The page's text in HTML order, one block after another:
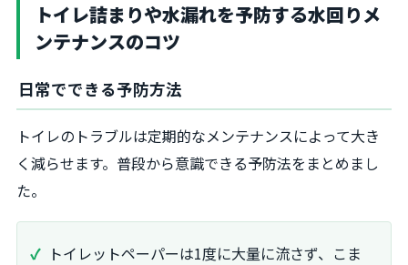
トイレ詰まりや水漏れを予防する水回りメ
ンテナンスのコツ
日常でできる予防方法
トイレのトラブルは定期的なメンテナンスによって大き
く減らせます。普段から意識できる予防法をまとめまし
た。
トイレットペーパーは1度に大量に流さず、こま